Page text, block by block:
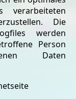
Die
werden
Person
Daten